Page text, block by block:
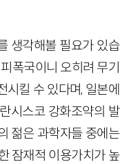
생각해볼 필요가 있습
폭국이니 오히려 무기
킬 수 있다며, 일본에
시스코 강화조약의 발
젊은 과학자들 중에는
잠재적 이용가치가 높